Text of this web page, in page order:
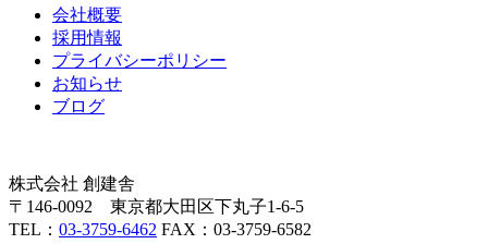
会社概要
採用情報
プライバシーポリシー
お知らせ
ブログ
株式会社 創建舎
〒146-0092 東京都大田区下丸子1-6-5
TEL： 03-3759-6462 FAX：03-3759-6582